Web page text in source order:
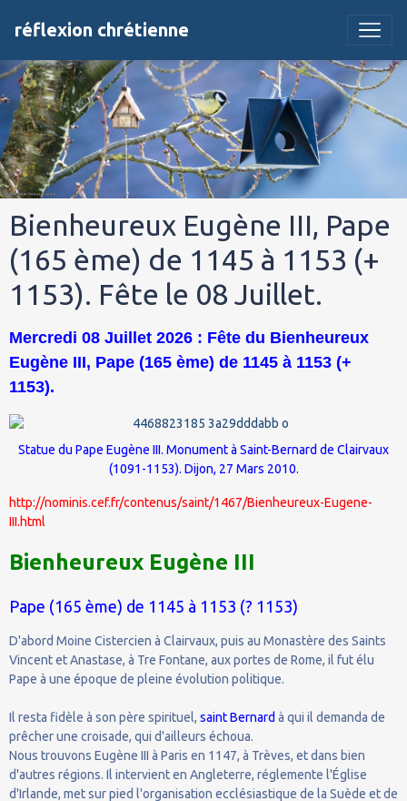
réflexion chrétienne
Bienheureux Eugène III, Pape
(165 ème) de 1145 à 1153 (+
1153). Fête le 08 Juillet.
Mercredi 08 Juillet 2026 : Fête du Bienheureux
Eugène III, Pape (165 ème) de 1145 à 1153 (+
1153).
Statue du Pape Eugène III. Monument à Saint-Bernard de Clairvaux
(1091-1153). Dijon, 27 Mars 2010.
http://nominis.cef.fr/contenus/saint/1467/Bienheureux-Eugene-
III.html
Bienheureux Eugène III
Pape (165 ème) de 1145 à 1153 (? 1153)
D'abord Moine Cistercien à Clairvaux, puis au Monastère des Saints
Vincent et Anastase, à Tre Fontane, aux portes de Rome, il fut élu
Pape à une époque de pleine évolution politique.
Il resta fidèle à son père spirituel, saint Bernard à qui il demanda de
prêcher une croisade, qui d'ailleurs échoua.
Nous trouvons Eugène III à Paris en 1147, à Trèves, et dans bien
d'autres régions. Il intervient en Angleterre, réglemente l'Église
d'Irlande, met sur pied l'organisation ecclésiastique de la Suède et de